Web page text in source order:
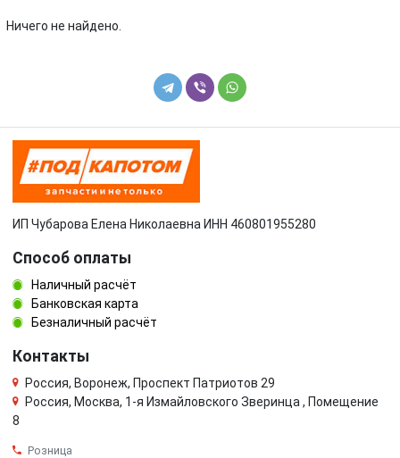
Ничего не найдено.
ИП Чубарова Елена Николаевна ИНН 460801955280
Способ оплаты
Наличный расчёт
Банковская карта
Безналичный расчёт
Контакты
Россия, Воронеж, Проспект Патриотов 29
Россия, Москва, 1-я Измайловского Зверинца , Помещение
8
Розница